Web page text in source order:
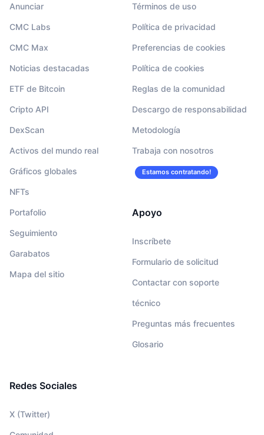
Anunciar
CMC Labs
CMC Max
Noticias destacadas
ETF de Bitcoin
Cripto API
DexScan
Activos del mundo real
Gráficos globales
NFTs
Portafolio
Seguimiento
Garabatos
Mapa del sitio
Términos de uso
Política de privacidad
Preferencias de cookies
Política de cookies
Reglas de la comunidad
Descargo de responsabilidad
Metodología
Trabaja con nosotros
Estamos contratando!
Apoyo
Inscríbete
Formulario de solicitud
Contactar con soporte
técnico
Preguntas más frecuentes
Glosario
Redes Sociales
X (Twitter)